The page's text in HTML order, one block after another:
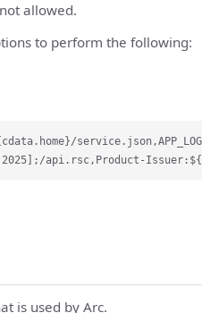
allowed.
to perform the following:
is used by Arc.